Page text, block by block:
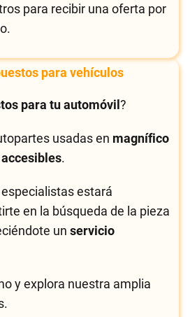
para recibir una oferta por
para vehículos
para tu automóvil?
usadas en magnífico
.
estará
en la búsqueda de la pieza
unservicio
y explora nuestra amplia